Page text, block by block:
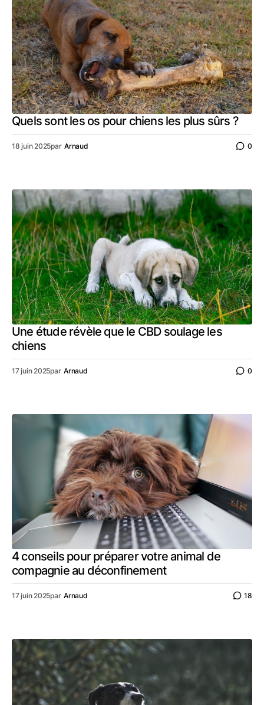
Quels sont les os pour chiens les plus sûrs ?
18 juin 2025par Arnaud 0
Une étude révèle que le CBD soulage les
chiens
17 juin 2025par Arnaud 0
4 conseils pour préparer votre animal de
compagnie au déconfinement
17 juin 2025par Arnaud 18